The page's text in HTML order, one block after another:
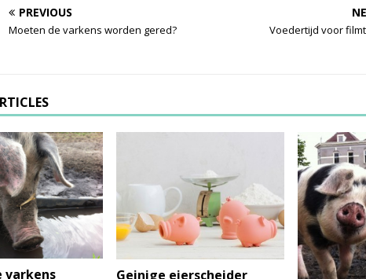
PREVIOUS
Moeten de varkens worden gered? Voedertijd voor
varkens Geinige eierscheider